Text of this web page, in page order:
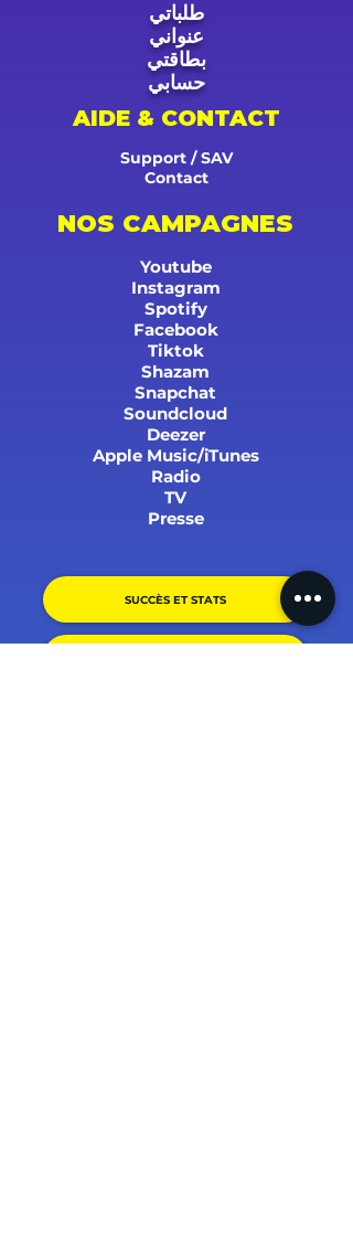
طلباتي
عنواني
بطاقتي
حسابي
AIDE & CONTACT
Support / SAV
Contact
NOS CAMPAGNES
Youtube
Instagram
Spotify
Facebook
Tiktok
Shazam
Snapchat
Soundcloud
Deezer
Apple Music/iTunes
Radio
TV
Presse
SUCCÈS ET STATS